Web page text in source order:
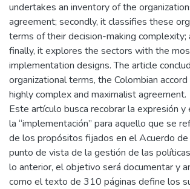
undertakes an inventory of the
agreement; secondly, it classifies these
terms of their decision-making complexity;
finally, it explores the sectors with the
implementation designs. The article
organizational terms, the Colombian
highly complex and maximalist agreement.
Este artículo busca recobrar la expresión y
la “implementación” para aquello que se
de los propósitos fijados en el Acuerdo
punto de vista de la gestión de las
lo anterior, el objetivo será documentar y
como el texto de 310 páginas define los